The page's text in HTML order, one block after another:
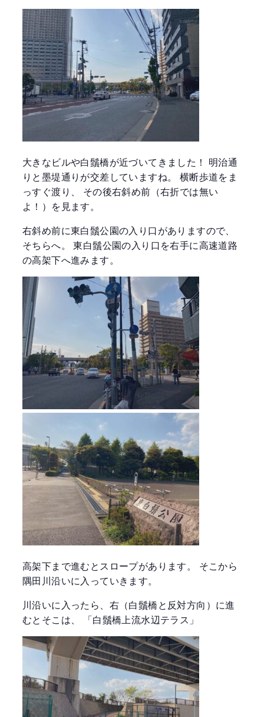
大きなビルや白鬚橋が近づいてきました！ 明治通
りと墨堤通りが交差していますね。 横断歩道をま
っすぐ渡り、 その後右斜め前（右折では無い
よ！）を見ます。
右斜め前に東白鬚公園の入り口がありますので、
そちらへ。 東白鬚公園の入り口を右手に高速道路
の高架下へ進みます。
高架下まで進むとスロープがあります。 そこから
隅田川沿いに入っていきます。
川沿いに入ったら、右（白鬚橋と反対方向）に進
むとそこは、 「白鬚橋上流水辺テラス」